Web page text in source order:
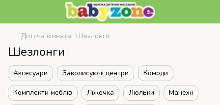
Дитяча кімната Шезлонги
Шезлонги
Аксесуари Заколисуючі центри Комоди
Комплекти меблів Ліжечка Люльки Манежі